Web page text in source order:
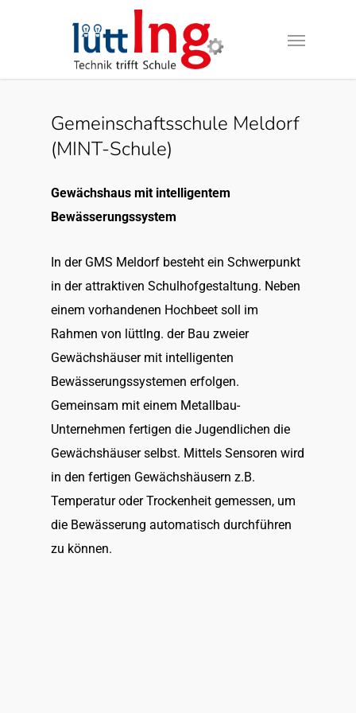
Gemeinschaftsschule Meldorf
(MINT-Schule)
Gewächshaus mit intelligentem
Bewässerungssystem
In der GMS Meldorf besteht ein Schwerpunkt
in der attraktiven Schulhofgestaltung. Neben
einem vorhandenen Hochbeet soll im
Rahmen von lüttIng. der Bau zweier
Gewächshäuser mit intelligenten
Bewässerungs­systemen erfolgen.
Gemeinsam mit einem Metallbau-
Unternehmen fertigen die Jugendlichen die
Gewächshäuser selbst. Mittels Sensoren wird
in den fertigen Gewächshäusern z.B.
Temperatur oder Trockenheit gemessen, um
die Bewässerung automatisch durchführen
zu können.